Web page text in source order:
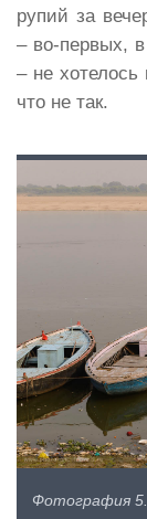
рупий за
– во-первых,
– не
что не так.
Фотография 5.